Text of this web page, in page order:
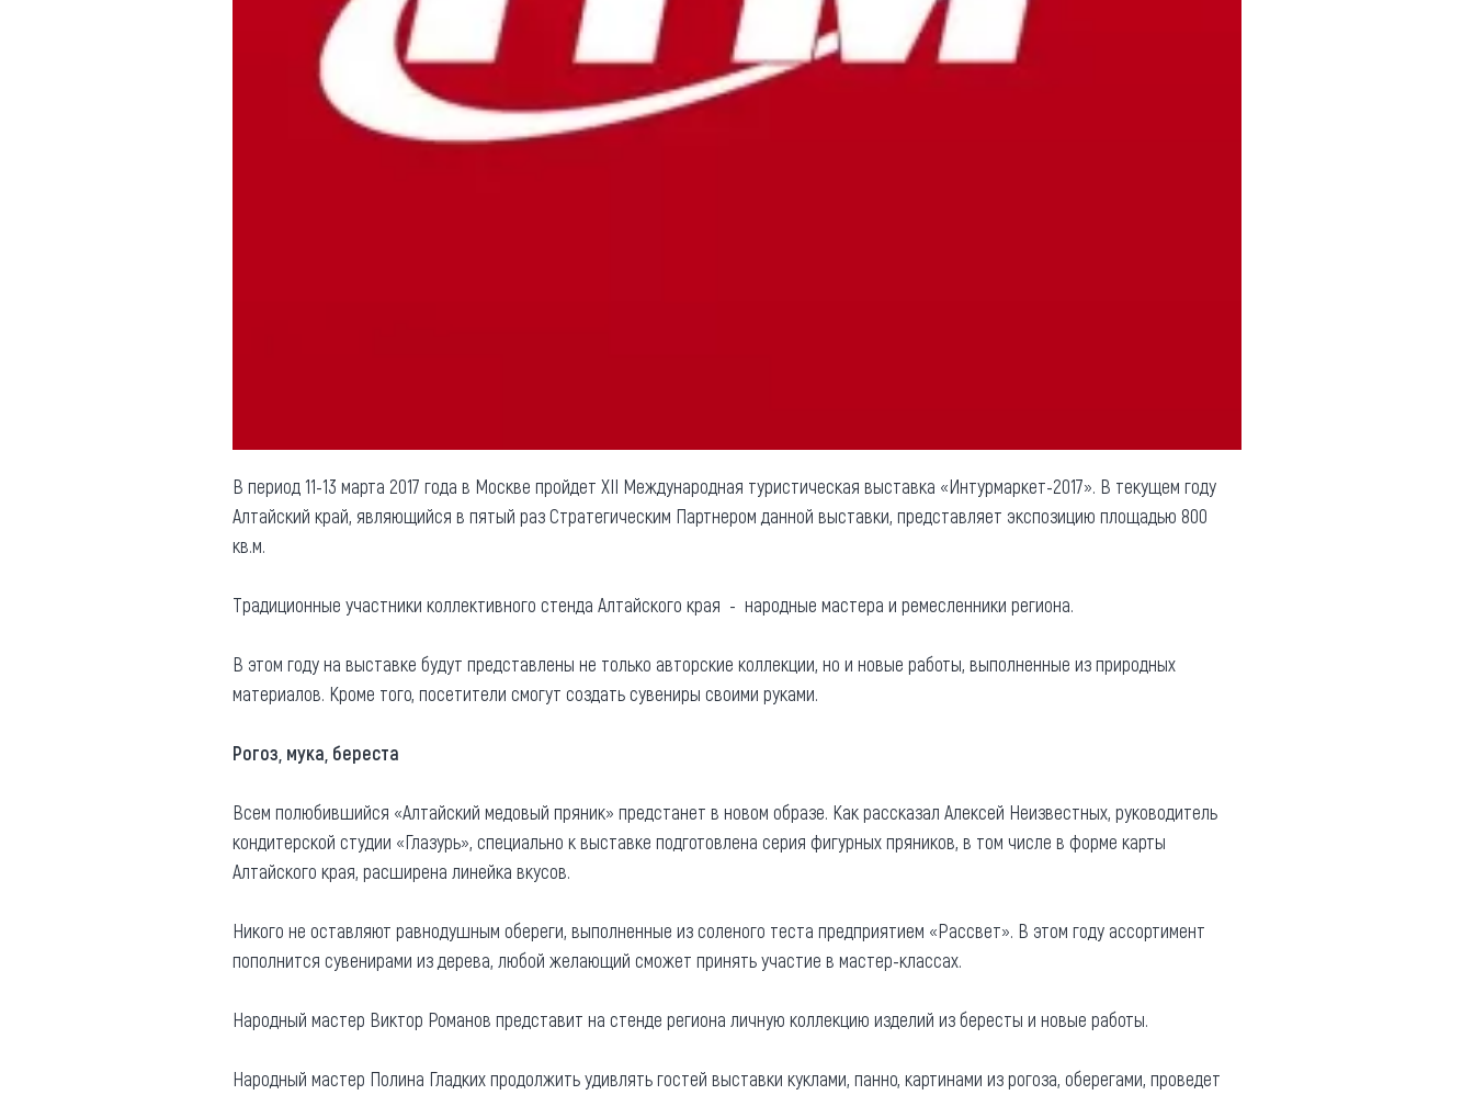
В период 11-13 марта 2017 года в Москве пройдет XII Международная туристическая выставка «Интурмаркет-2017». В текущем году
Алтайский край, являющийся в пятый раз Стратегическим Партнером данной выставки, представляет экспозицию площадью 800
кв.м.
Традиционные участники коллективного стенда Алтайского края - народные мастера и ремесленники региона.
В этом году на выставке будут представлены не только авторские коллекции, но и новые работы, выполненные из природных
материалов. Кроме того, посетители смогут создать сувениры своими руками.
Рогоз, мука, береста
Всем полюбившийся «Алтайский медовый пряник» предстанет в новом образе. Как рассказал Алексей Неизвестных, руководитель
кондитерской студии «Глазурь», специально к выставке подготовлена серия фигурных пряников, в том числе в форме карты
Алтайского края, расширена линейка вкусов.
Никого не оставляют равнодушным обереги, выполненные из соленого теста предприятием «Рассвет». В этом году ассортимент
пополнится сувенирами из дерева, любой желающий сможет принять участие в мастер-классах.
Народный мастер Виктор Романов представит на стенде региона личную коллекцию изделий из бересты и новые работы.
Народный мастер Полина Гладких продолжить удивлять гостей выставки куклами, панно, картинами из рогоза, оберегами, проведет